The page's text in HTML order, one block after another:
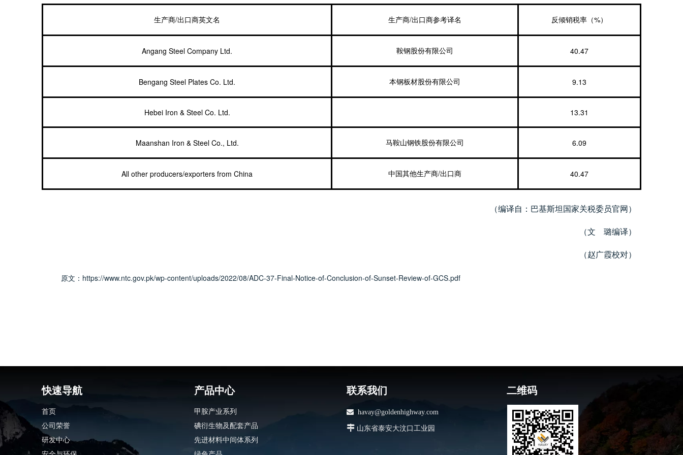
生产商/出口商英文名 生产商/出口商参考译名 反倾销税率（%）
Angang Steel Company Ltd. 鞍钢股份有限公司 40.47
Bengang Steel Plates Co. Ltd. 本钢板材股份有限公司 9.13
Hebei Iron & Steel Co. Ltd. 13.31
Maanshan Iron & Steel Co., Ltd. 马鞍山钢铁股份有限公司 6.09
All other producers/exporters from China 中国其他生产商/出口商 40.47
（编译自：巴基斯坦国家关税委员官网）
（文 璐编译）
（赵广霞校对）
原文： https://www.ntc.gov.pk/wp-content/uploads/2022/08/ADC-37-Final-Notice-of-Conclusion-of-Sunset-Review-of-GCS.pdf
快速导航
首页
公司荣誉
研发中心
产品中心
甲胺产业系列
碘衍生物及配套产品
先进材料中间体系列
联系我们
 havay@goldenhighway.com
 山东省泰安大汶口工业园
二维码